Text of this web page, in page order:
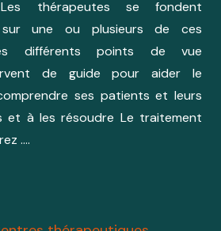
Les thérapeutes se fondent
sur une ou plusieurs de ces
différents points de vue
de guide pour aider le
ses patients et leurs
et à les résoudre Le traitement
….